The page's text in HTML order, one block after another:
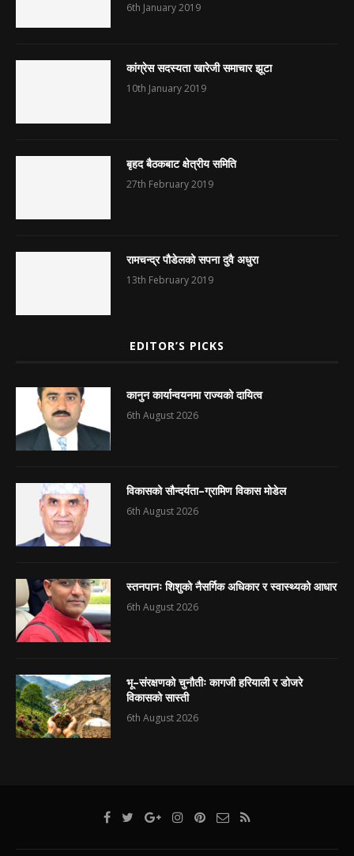
6th January 2019
कांग्रेस सदस्यता खारेजी समाचार झूटा
10th January 2019
बृहद बैठकबाट क्षेत्रीय समिति
27th February 2019
रामचन्द्र पौडेलको सपना दुवै अधुरा
13th February 2019
EDITOR’S PICKS
कानुन कार्यान्वयनमा राज्यको दायित्व
6th August 2026
विकासको सौन्दर्यता–ग्रामिण विकास मोडेल
6th August 2026
स्तनपानः शिशुको नैसर्गिक अधिकार र स्वास्थ्यको आधार
6th August 2026
भू–संरक्षणको चुनौतीः कागजी हरियाली र डोजरे
विकासको सास्ती
6th August 2026